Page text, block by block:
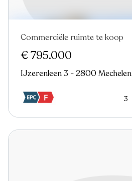
Commerciële ruimte te koop
€ 795.000
IJzerenleen 3 - 2800 Mechelen
3